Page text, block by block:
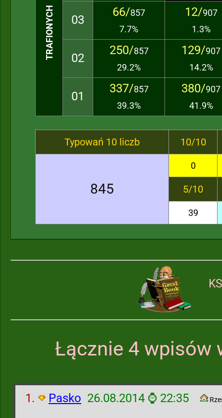
03
66/857
7.7%
12/907
1.3%
02
250/857
29.2%
129/907
14.2%
01
337/857
39.3%
380/907
41.9%
Typowań 10 liczb 10/10
845
0
5/10
39
Łącznie 4 wpisów
1. Pasko 26.08.2014 ⌚ 22:35